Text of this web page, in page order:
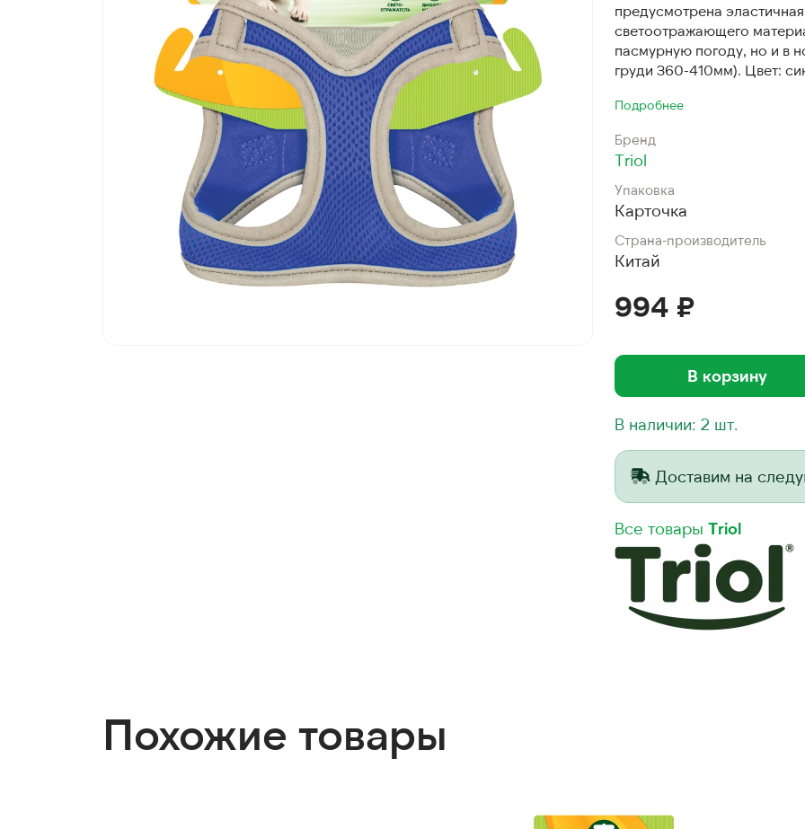
предусмотрена
светоотражающего
пасмурную погоду, но и в
груди 360-410мм). Цвет:
Подробнее
Бренд
Triol
Упаковка
Карточка
Страна-производитель
Китай
994 ₽
В корзину
В наличии: 2 шт.
Доставим на
Все товары Triol
Похожие товары